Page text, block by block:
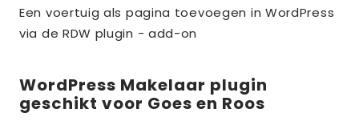
over
the_title;
Een voertuig als pagina toevoegen in WordPress
via de RDW plugin - add-on
Lees
meer
WordPress Makelaar plugin
geschikt voor Goes en Roos